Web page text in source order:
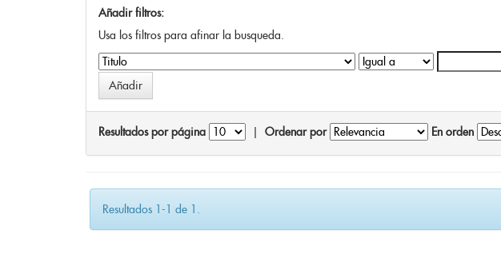
Añadir filtros:
Usa los filtros para afinar la busqueda.
Resultados por página Ordenar por En orden
Resultados 1-1 de 1.